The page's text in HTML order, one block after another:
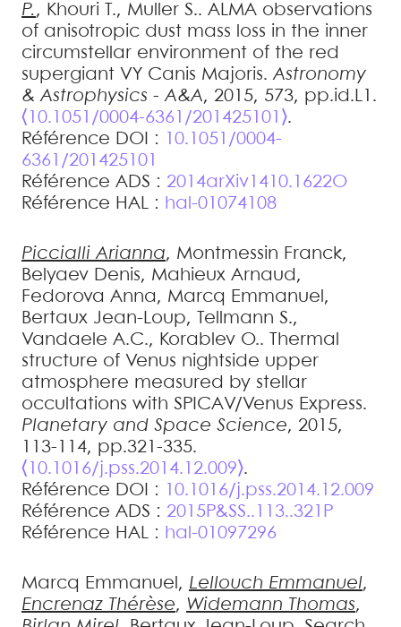
P., Khouri T., Muller S.. ALMA observations
of anisotropic dust mass loss in the inner
circumstellar environment of the red
supergiant VY Canis Majoris.Astronomy
& Astrophysics - A&A, 2015, 573, pp.id.L1.
⟨10.1051/0004-6361/201425101⟩.
Référence DOI :
10.1051/0004-
6361/201425101
Référence ADS : 2014arXiv1410.1622O
Référence HAL : hal-01074108
Piccialli Arianna, Montmessin Franck,
Belyaev Denis, Mahieux Arnaud ,
Fedorova Anna, Marcq Emmanuel ,
Bertaux Jean-Loup, Tellmann S.,
Vandaele A.C., Korablev O..
Thermal
structure of Venus nightside upper
atmosphere measured by stellar
occultations with SPICAV/Venus Express.
Planetary and Space Science, 2015,
113-114, pp.321-335.
⟨10.1016/j.pss.2014.12.009⟩.
Référence DOI :
10.1016/j.pss.2014.12.009
Référence ADS : 2015P&SS..113..321P
Référence HAL : hal-01097296
Marcq Emmanuel , Lellouch Emmanuel,
Encrenaz Thérèse, Widemann Thomas,